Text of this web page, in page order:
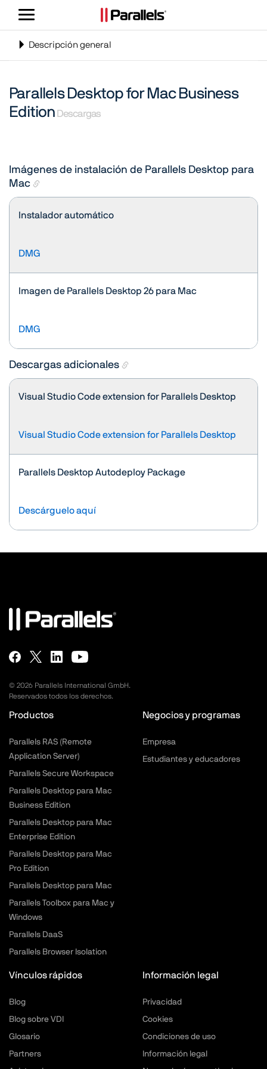
Alternar
Alternar
Descripción general
Parallels Desktop for Mac Business
Edition Descargas
Imágenes de instalación de Parallels Desktop para
Mac
Instalador automático
DMG
Imagen de Parallels Desktop 26 para Mac
DMG
Descargas adicionales
Visual Studio Code extension for Parallels Desktop
Visual Studio Code extension for Parallels Desktop
Parallels Desktop Autodeploy Package
Descárguelo aquí
© 2026 Parallels International GmbH.
Reservados todos los derechos.
Productos
Parallels RAS (Remote
Application Server)
Parallels Secure Workspace
Parallels Desktop para Mac
Business Edition
Parallels Desktop para Mac
Enterprise Edition
Parallels Desktop para Mac
Pro Edition
Parallels Desktop para Mac
Parallels Toolbox para Mac y
Windows
Parallels DaaS
Parallels Browser Isolation
Negocios y programas
Empresa
Estudiantes y educadores
Vínculos rápidos
Blog
Blog sobre VDI
Glosario
Partners
Información legal
Privacidad
Cookies
Condiciones de uso
Información legal